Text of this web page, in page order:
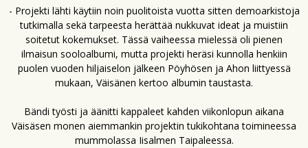
- Projekti lähti käytiin noin puolitoista vuotta sitten demoarkistoja
tutkimalla sekä tarpeesta herättää nukkuvat ideat ja muistiin
soitetut kokemukset. Tässä vaiheessa mielessä oli pienen
ilmaisun sooloalbumi, mutta projekti heräsi kunnolla henkiin
puolen vuoden hiljaiselon jälkeen Pöyhösen ja Ahon liittyessä
mukaan, Väisänen kertoo albumin taustasta.
Bändi työsti ja äänitti kappaleet kahden viikonlopun aikana
Väisäsen monen aiemmankin projektin tukikohtana toimineessa
mummolassa Iisalmen Taipaleessa.